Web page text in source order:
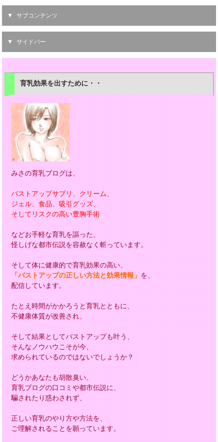
サブコンテンツ
サイドバー
育乳効果を出すために・・
みさの育乳ブログは、
バストアップサプリ、クリーム、
ジェル、食品、吸引グッズ、
そしてリスクの高い豊胸手術
などお手軽な育乳を謳った、
怪しげな都市伝説を容赦なく斬っています。
そして体に健康的で育乳効果の高い、
「バストアップの正しい方法と効果情報」 を、
配信しています。
たとえ時間がかかろうと育乳とともに、
不健康体質が改善され、
そして結果としてバストアップも叶う、
そんなノウハウこそが今、
求められているのではないでしょうか？
どうかあなたも胡散臭い、
育乳ブログの口コミや都市伝説に、
騙されたり惑わされず、
正しい育乳のやり方や方法を、
ご理解されることを願っています。